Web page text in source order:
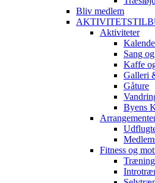
Bliv medlem
Aktiviteter
Sang
Kaffe
Galleri
Gåture
Byens
Fitness og
Træning